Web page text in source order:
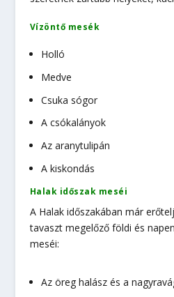
Vízöntő mesék
Holló
Medve
Csuka sógor
A csókalányok
Az aranytulipán
A kiskondás
Halak időszak meséi
A Halak időszakában már
tavaszt megelőző földi és
meséi:
Az öreg halász és a